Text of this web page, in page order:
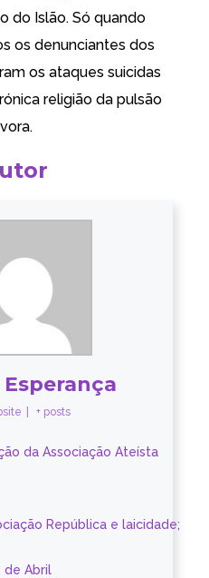
do Islão. Só quando
os denunciantes dos
os ataques suicidas
religião da pulsão
Esperança
+ posts
da Associação Ateísta
República e laicidade;
de Abril